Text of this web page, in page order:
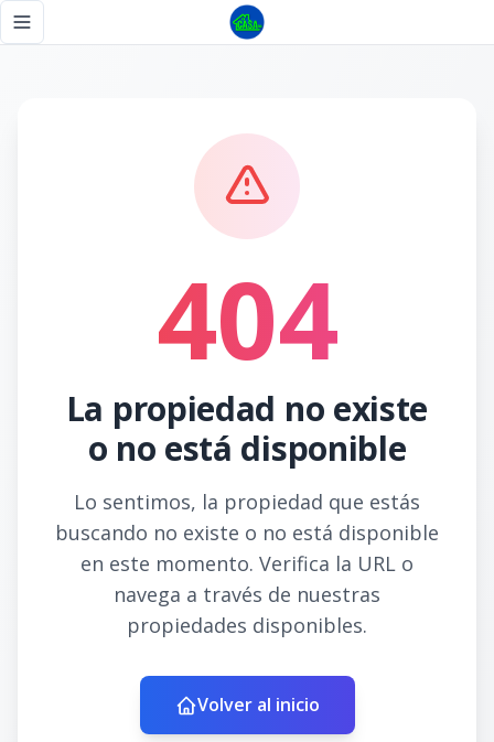
Toggle navigation menu
404
La propiedad no existe
o no está disponible
Lo sentimos, la propiedad que estás
buscando no existe o no está disponible
en este momento. Verifica la URL o
navega a través de nuestras
propiedades disponibles.
Volver al inicio
Página no encontrada - Tu Casa RD